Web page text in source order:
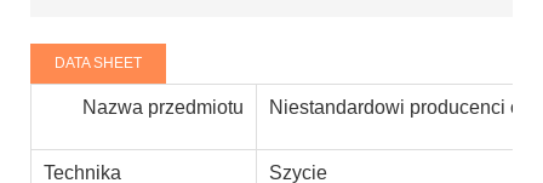
DATA SHEET
Nazwa przedmiotu Niestandardowi producenci
Technika Szycie